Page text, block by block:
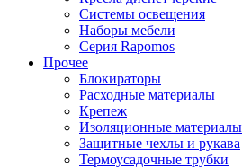
Системы освещения
Наборы мебели
Серия Rapomos
Прочее
Блокираторы
Расходные материалы
Крепеж
Изоляционные материалы
Защитные чехлы и рукава
Термоусадочные трубки